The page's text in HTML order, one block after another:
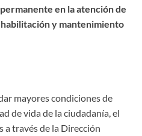
en la atención de
y mantenimiento
mayores condiciones de
de vida de la ciudadanía, el
a través de la Dirección